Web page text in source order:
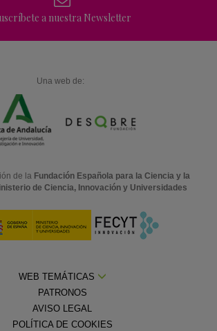
a nuestra Newsletter
Una web de:
de la Fundación Española para la Ciencia y la
de Ciencia, Innovación y Universidades
WEB TEMÁTICAS
PATRONOS
AVISO LEGAL
POLÍTICA DE COOKIES